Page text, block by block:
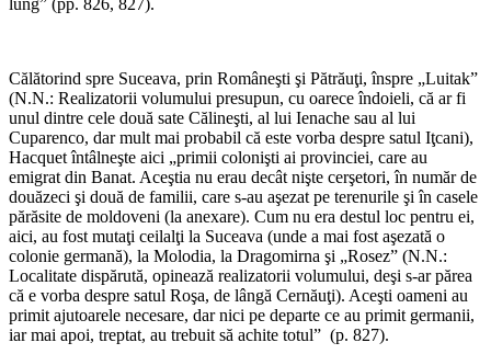
lung” (pp. 826, 827).
Călătorind spre Suceava, prin Româneşti şi Pătrăuţi, înspre „Luitak”
(N.N.: Realizatorii volumului presupun, cu oarece îndoieli, că ar fi
unul dintre cele două sate Călineşti, al lui Ienache sau al lui
Cuparenco, dar mult mai probabil că este vorba despre satul Iţcani),
Hacquet întâlneşte aici „primii colonişti ai provinciei, care au
emigrat din Banat. Aceştia nu erau decât nişte cerşetori, în număr de
douăzeci şi două de familii, care s-au aşezat pe terenurile şi în casele
părăsite de moldoveni (la anexare). Cum nu era destul loc pentru ei,
aici, au fost mutaţi ceilalţi la Suceava (unde a mai fost aşezată o
colonie germană), la Molodia, la Dragomirna şi „Rosez” (N.N.:
Localitate dispărută, opinează realizatorii volumului, deşi s-ar părea
că e vorba despre satul Roşa, de lângă Cernăuţi). Aceşti oameni au
primit ajutoarele necesare, dar nici pe departe ce au primit germanii,
iar mai apoi, treptat, au trebuit să achite totul” (p. 827).